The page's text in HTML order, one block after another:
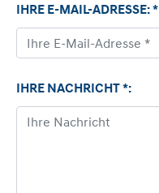
IHRE E-MAIL-ADRESSE: *
IHRE NACHRICHT *: